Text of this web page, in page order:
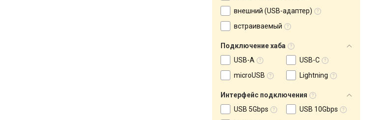
внешний (USB-адаптер)
встраиваемый
Подключение хаба
USB-A
USB-C
microUSB
Lightning
Интерфейс подключения
USB 5Gbps
USB 10Gbps